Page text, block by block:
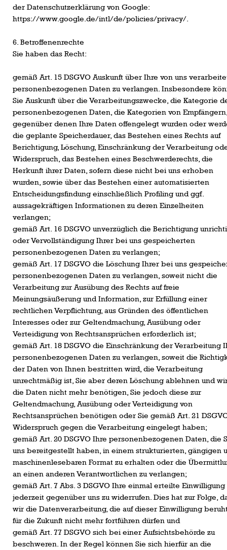
der Datenschutzerklärung von Google:
https://www.google.de/intl/de/policies/privacy/.
6. Betroffenenrechte
Sie haben das Recht:
gemäß Art. 15 DSGVO Auskunft über Ihre von uns
personenbezogenen Daten zu verlangen. Insbesondere
Sie Auskunft über die Verarbeitungszwecke, die Kategorie
personenbezogenen Daten, die Kategorien von
gegenüber denen Ihre Daten offengelegt wurden oder
die geplante Speicherdauer, das Bestehen eines Rechts auf
Berichtigung, Löschung, Einschränkung der Verarbeitung
Widerspruch, das Bestehen eines Beschwerderechts, die
Herkunft ihrer Daten, sofern diese nicht bei uns erhoben
wurden, sowie über das Bestehen einer automatisierten
Entscheidungsfindung einschließlich Profiling und ggf.
aussagekräftigen Informationen zu deren Einzelheiten
verlangen;
gemäß Art. 16 DSGVO unverzüglich die Berichtigung
oder Vervollständigung Ihrer bei uns gespeicherten
personenbezogenen Daten zu verlangen;
gemäß Art. 17 DSGVO die Löschung Ihrer bei uns
personenbezogenen Daten zu verlangen, soweit nicht die
Verarbeitung zur Ausübung des Rechts auf freie
Meinungsäußerung und Information, zur Erfüllung einer
rechtlichen Verpflichtung, aus Gründen des öffentlichen
Interesses oder zur Geltendmachung, Ausübung oder
Verteidigung von Rechtsansprüchen erforderlich ist;
gemäß Art. 18 DSGVO die Einschränkung der Verarbeitung
personenbezogenen Daten zu verlangen, soweit die
der Daten von Ihnen bestritten wird, die Verarbeitung
unrechtmäßig ist, Sie aber deren Löschung ablehnen und
die Daten nicht mehr benötigen, Sie jedoch diese zur
Geltendmachung, Ausübung oder Verteidigung von
Rechtsansprüchen benötigen oder Sie gemäß Art. 21
Widerspruch gegen die Verarbeitung eingelegt haben;
gemäß Art. 20 DSGVO Ihre personenbezogenen Daten, die
uns bereitgestellt haben, in einem strukturierten, gängigen
maschinenlesebaren Format zu erhalten oder die
an einen anderen Verantwortlichen zu verlangen;
gemäß Art. 7 Abs. 3 DSGVO Ihre einmal erteilte Einwilligung
jederzeit gegenüber uns zu widerrufen. Dies hat zur Folge,
wir die Datenverarbeitung, die auf dieser Einwilligung
für die Zukunft nicht mehr fortführen dürfen und
gemäß Art. 77 DSGVO sich bei einer Aufsichtsbehörde zu
beschweren. In der Regel können Sie sich hierfür an die